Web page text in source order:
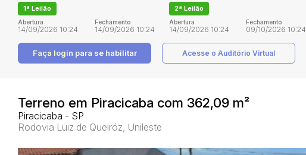
1ª Leilão
Abertura
14/09/2026 10:24
Fechamento
14/09/2026 10:24
2ª Leilão
Abertura
14/09/2026 10:24
Fechamento
09/10/2026 10:24
Faça login para se habilitar Acesse o Auditório Virtual
Terreno em Piracicaba com 362,09 m²
Piracicaba - SP
Rodovia Luiz de Queiróz, Unileste